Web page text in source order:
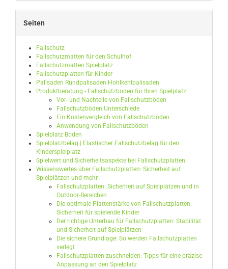
Seiten
Fallschutz
Fallschutzmatten für den Schulhof
Fallschutzmatten Spielplatz
Fallschutzplatten für Kinder
Palisaden Rundpalisaden Hohlkehlpalisaden
Produktberatung - Fallschutzboden für Ihren Spielplatz
Vor- und Nachteile von Fallschutzböden
Fallschutzböden Unterschiede
Ein Kostenvergleich von Fallschutzböden
Anwendung von Fallschutzböden
Spielplatz Boden
Spielplatzbelag | Elastischer Fallschutzbelag für den
Kinderspielplatz
Spielwert und Sicherheitsaspekte bei Fallschutzplatten
Wissenswertes über Fallschutzplatten: Sicherheit auf
Spielplätzen und mehr
Fallschutzplatten: Sicherheit auf Spielplätzen und in
Outdoor-Bereichen
Die optimale Plattenstärke von Fallschutzplatten:
Sicherheit für spielende Kinder
Der richtige Unterbau für Fallschutzplatten: Stabilität
und Sicherheit auf Spielplätzen
Die sichere Grundlage: So werden Fallschutzplatten
verlegt
Fallschutzplatten zuschneiden: Tipps für eine präzise
Anpassung an den Spielplatz